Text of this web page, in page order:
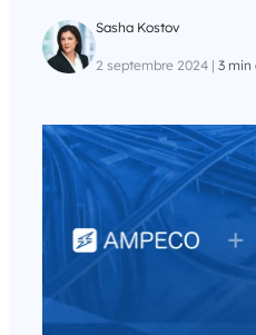
Sasha Kostov
2 septembre 2024 | 3 min